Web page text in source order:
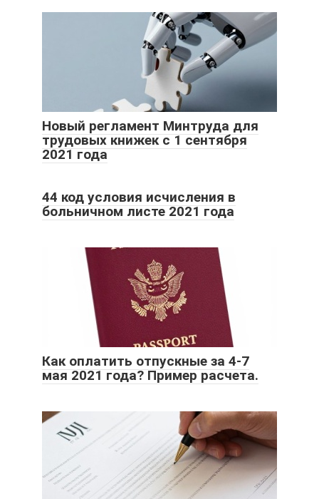
Новый регламент Минтруда для
трудовых книжек с 1 сентября
2021 года
44 код условия исчисления в
больничном листе 2021 года
Как оплатить отпускные за 4-7
мая 2021 года? Пример расчета.